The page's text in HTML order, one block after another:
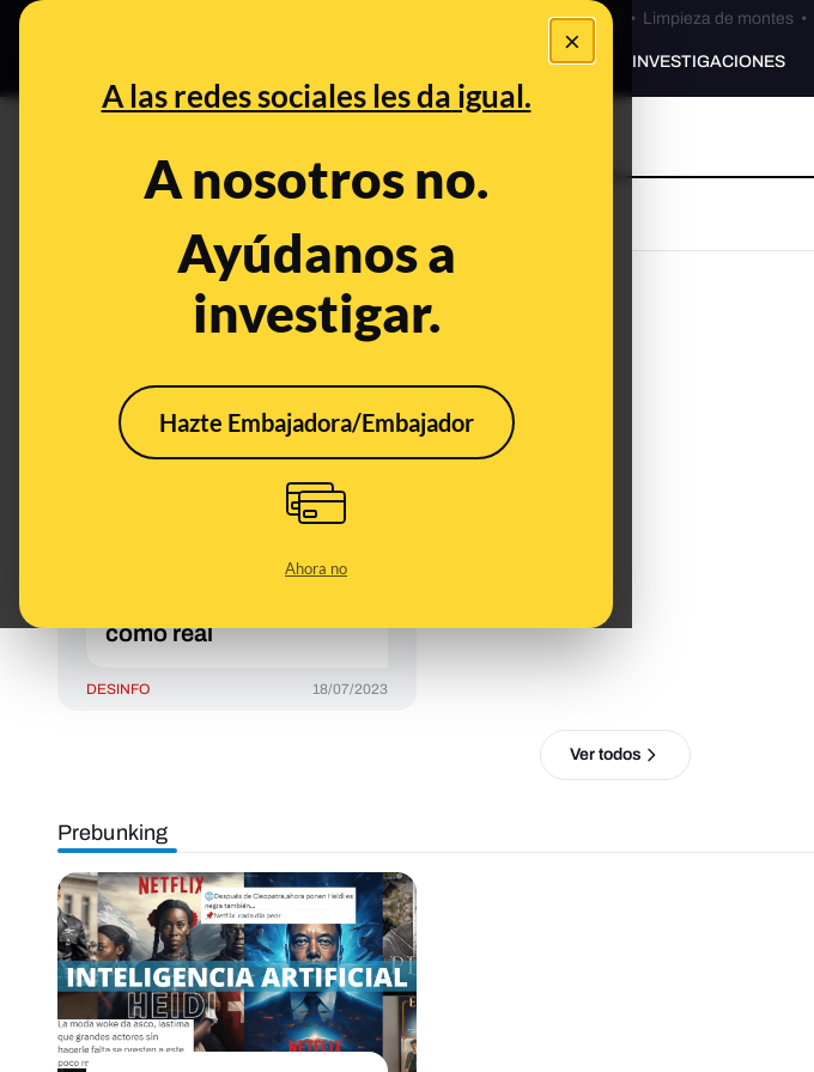
×
A las redes sociales les da igual.
A nosotros no.
Ayúdanos a
investigar.
Hazte Embajadora/Embajador
Ahora no
Bulos Ceuta • Limpieza de montes•
PREBUNKING INVESTIGACIONES
progresista
No, Felipe VI no ha
sátira de El Mundo
como real
DESINFO 18/07/2023
Ver todos
Prebunking